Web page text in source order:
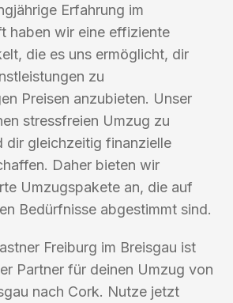
Erfahrung im
haben wir eine effiziente
die es uns ermöglicht, dir
zu
Preisen anzubieten. Unser
stressfreien Umzug zu
dir gleichzeitig finanzielle
Daher bieten wir
Umzugspakete an, die auf
Bedürfnisse abgestimmt sind.
Freiburg im Breisgau ist
Partner für deinen Umzug von
nach Cork. Nutze jetzt